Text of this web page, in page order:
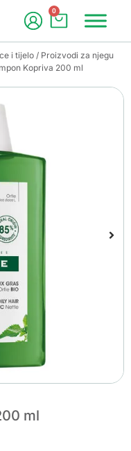
0
i tijelo / Proizvodi za njegu
Kopriva 200 ml
ml